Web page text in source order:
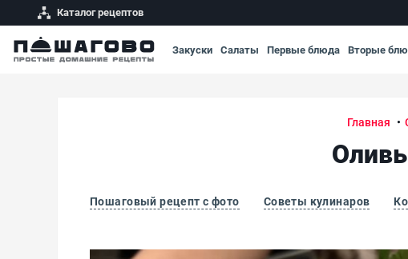
Каталог рецептов
Закуски Салаты Первые блюда Вторые
Главная
Пошаговый рецепт с фото Советы кулинаров